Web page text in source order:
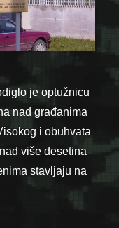
je optužnicu
nad građanima
i obuhvata
više desetina
stavljaju na